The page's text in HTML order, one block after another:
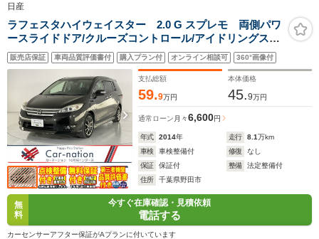
日産
ラフェスタハイウェイスター 2.0 G スプレモ 両側パワ
ースライドドア/クルーズコントロール/アイドリングスト
ップ/オートライト/フォグランプ/革巻きステアリング/オ
ートエアコン/ハーフレザーシート/純正ナビ(CD・DVD・
地デジ・Bluetooth)/ドラレコ/Bカメラ
販売店保証 車両品質評価書付 購入プラン付 オンライン相談可 360°画像付
支払総額
59.9万円
本体価格
45.9万円
通常ローン 月々6,600円
年式 2014年 走行 8.1万km
車検
車検整備付 修復
なし
保証
保証付 整備
法定整備付
住所
千葉県野田市
無
料
今すぐ在庫確認・見積依頼
電話する
カーセンサーアフター保証がAプランに付いています